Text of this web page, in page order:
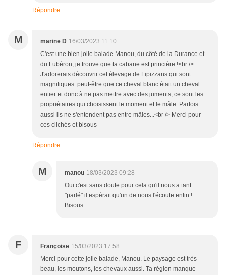
Répondre
M marine D 16/03/2023 11:10
C'est une bien jolie balade Manou, du côté de la Durance et
du Lubéron, je trouve que ta cabane est princière !<br />
J'adorerais découvrir cet élevage de Lipizzans qui sont
magnifiques. peut-être que ce cheval blanc était un cheval
entier et donc à ne pas mettre avec des juments, ce sont les
propriétaires qui choisissent le moment et le mâle. Parfois
aussi ils ne s'entendent pas entre mâles...<br /> Merci pour
ces clichés et bisous
Répondre
M manou 18/03/2023 09:28
Oui c'est sans doute pour cela qu'il nous a tant
"parlé" il espérait qu'un de nous l'écoute enfin !
Bisous
F Françoise 15/03/2023 17:58
Merci pour cette jolie balade, Manou. Le paysage est très
beau, les moutons, les chevaux aussi. Ta région manque